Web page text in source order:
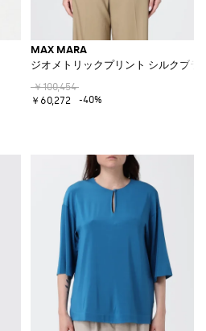
MAX MARA
ジオメトリックプリント シルクブ
￥100,454
￥60,272
-40%